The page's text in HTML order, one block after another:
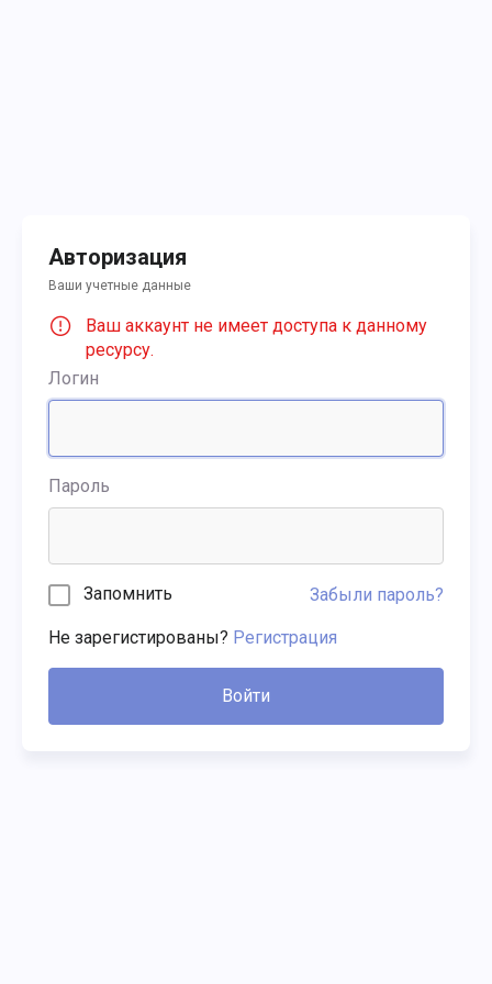
Авторизация
Ваши учетные данные
Ваш аккаунт не имеет доступа к данному
ресурсу.
Логин
Пароль
Запомнить Забыли пароль?
Не зарегистированы? Регистрация